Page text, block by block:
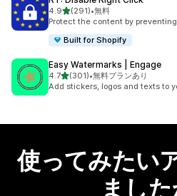
4.95つ星中
(291)
合計レビュー数：291件
•無料
Protect the content by
Built for Shopify
Easy Watermarks | Engage
4.75つ星中
(301)
合計レビュー数：301件
•無料プランあり
Add stickers, logos and texts to
使ってみたい
ました